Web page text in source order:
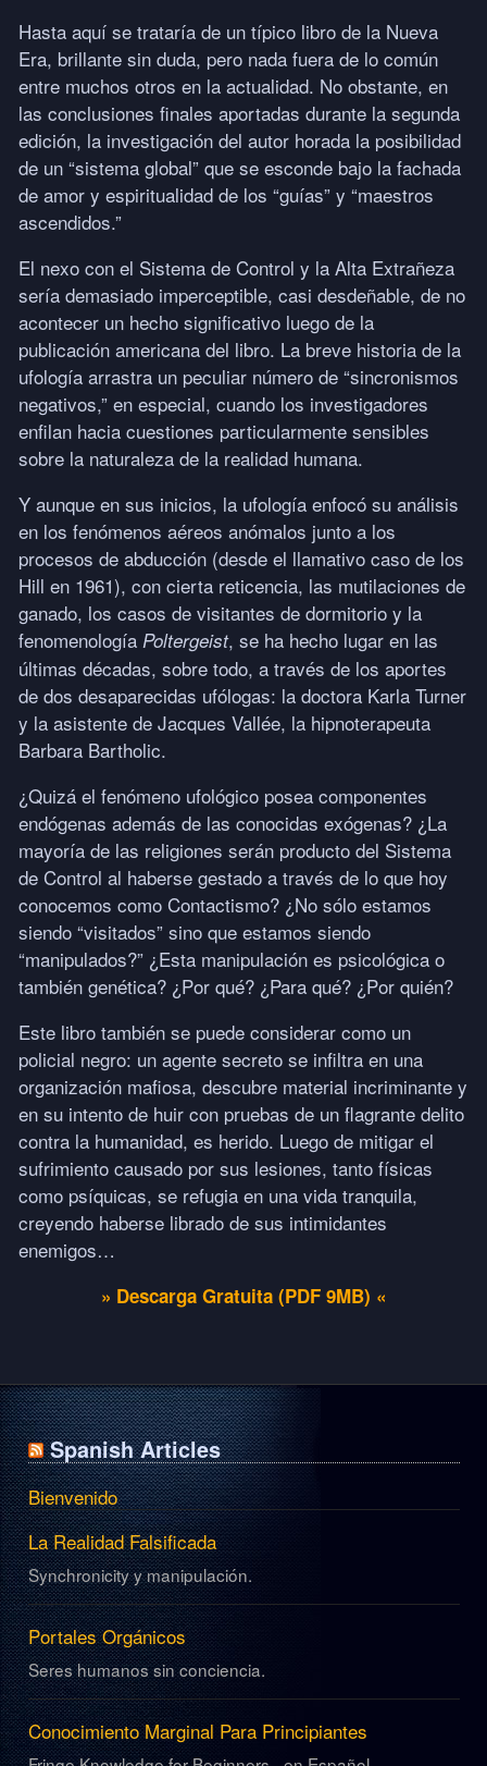
Hasta aquí se trataría de un típico libro de la Nueva
Era, brillante sin duda, pero nada fuera de lo común
entre muchos otros en la actualidad. No obstante, en
las conclusiones finales aportadas durante la segunda
edición, la investigación del autor horada la posibilidad
de un “sistema global” que se esconde bajo la fachada
de amor y espiritualidad de los “guías” y “maestros
ascendidos.”
El nexo con el Sistema de Control y la Alta Extrañeza
sería demasiado imperceptible, casi desdeñable, de no
acontecer un hecho significativo luego de la
publicación americana del libro. La breve historia de la
ufología arrastra un peculiar número de “sincronismos
negativos,” en especial, cuando los investigadores
enfilan hacia cuestiones particularmente sensibles
sobre la naturaleza de la realidad humana.
Y aunque en sus inicios, la ufología enfocó su análisis
en los fenómenos aéreos anómalos junto a los
procesos de abducción (desde el llamativo caso de los
Hill en 1961), con cierta reticencia, las mutilaciones de
ganado, los casos de visitantes de dormitorio y la
fenomenología Poltergeist, se ha hecho lugar en las
últimas décadas, sobre todo, a través de los aportes
de dos desaparecidas ufólogas: la doctora Karla Turner
y la asistente de Jacques Vallée, la hipnoterapeuta
Barbara Bartholic.
¿Quizá el fenómeno ufológico posea componentes
endógenas además de las conocidas exógenas? ¿La
mayoría de las religiones serán producto del Sistema
de Control al haberse gestado a través de lo que hoy
conocemos como Contactismo? ¿No sólo estamos
siendo “visitados” sino que estamos siendo
“manipulados?” ¿Esta manipulación es psicológica o
también genética? ¿Por qué? ¿Para qué? ¿Por quién?
Este libro también se puede considerar como un
policial negro: un agente secreto se infiltra en una
organización mafiosa, descubre material incriminante y
en su intento de huir con pruebas de un flagrante delito
contra la humanidad, es herido. Luego de mitigar el
sufrimiento causado por sus lesiones, tanto físicas
como psíquicas, se refugia en una vida tranquila,
creyendo haberse librado de sus intimidantes
enemigos…
» Descarga Gratuita (PDF 9MB) «
Spanish Articles
Bienvenido
La Realidad Falsificada
Synchronicity y manipulación.
Portales Orgánicos
Seres humanos sin conciencia.
Conocimiento Marginal Para Principiantes